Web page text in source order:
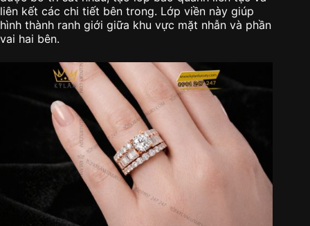
liên kết các chi tiết bên trong. Lớp viền này giúp
hình thành ranh giới giữa khu vực mặt nhẫn và phần
vai hai bên.